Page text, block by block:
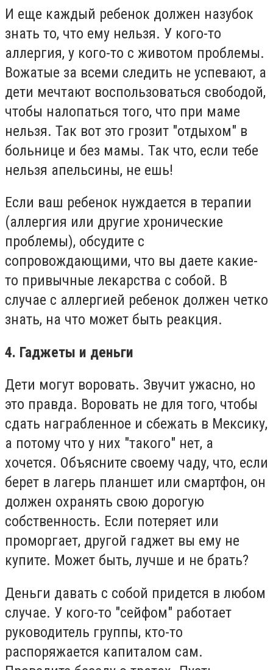
И еще каждый ребенок должен назубок
знать то, что ему нельзя. У кого-то
аллергия, у кого-то с животом проблемы.
Вожатые за всеми следить не успевают, а
дети мечтают воспользоваться свободой,
чтобы налопаться того, что при маме
нельзя. Так вот это грозит "отдыхом" в
больнице и без мамы. Так что, если тебе
нельзя апельсины, не ешь!
Если ваш ребенок нуждается в терапии
(аллергия или другие хронические
проблемы), обсудите с
сопровождающими, что вы даете какие-
то привычные лекарства с собой. В
случае с аллергией ребенок должен четко
знать, на что может быть реакция.
4. Гаджеты и деньги
Дети могут воровать. Звучит ужасно, но
это правда. Воровать не для того, чтобы
сдать награбленное и сбежать в Мексику,
а потому что у них "такого" нет, а
хочется. Объясните своему чаду, что, если
берет в лагерь планшет или смартфон, он
должен охранять свою дорогую
собственность. Если потеряет или
проморгает, другой гаджет вы ему не
купите. Может быть, лучше и не брать?
Деньги давать с собой придется в любом
случае. У кого-то "сейфом" работает
руководитель группы, кто-то
распоряжается капиталом сам.